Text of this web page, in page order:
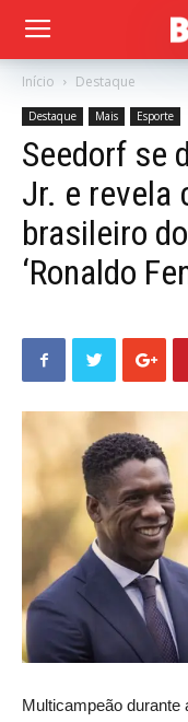
Início Destaque
Destaque Mais Esporte
Seedorf se
Jr. e revela
brasileiro
‘Ronaldo
Multicampeão durante